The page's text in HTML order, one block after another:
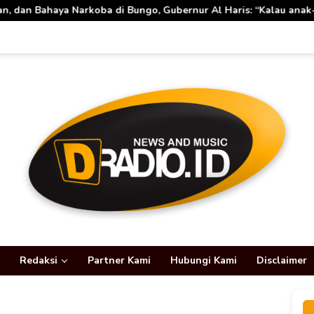
Gubernur Al Haris: “Kalau anak-anakku bisa jaga diri, 60%
Redaksi Partner Kami Hubungi Kami Disclaimer